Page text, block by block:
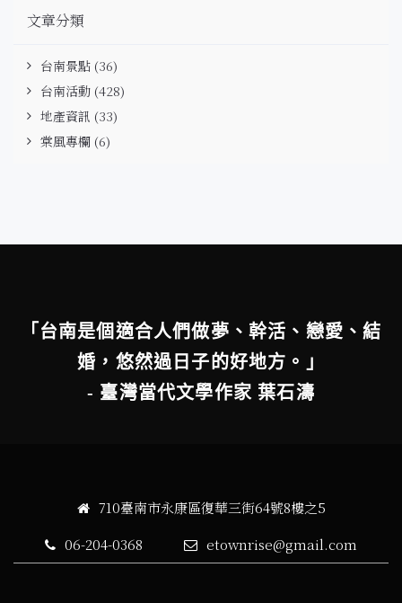
文章分類
台南景點 (36)
台南活動 (428)
地產資訊 (33)
棠風專欄 (6)
「台南是個適合人們做夢、幹活、戀愛、結
婚，悠然過日子的好地方。」
- 臺灣當代文學作家 葉石濤
710臺南市永康區復華三街64號8樓之5
06-204-0368
etownrise@gmail.com